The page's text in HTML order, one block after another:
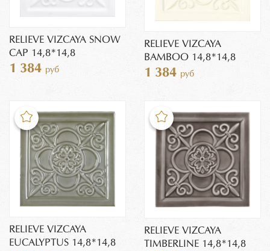
RELIEVE VIZCAYA SNOW
CAP 14,8*14,8
1 384 руб
RELIEVE VIZCAYA
BAMBOO 14,8*14,8
1 384 руб
RELIEVE VIZCAYA
EUCALYPTUS 14,8*14,8
RELIEVE VIZCAYA
TIMBERLINE 14,8*14,8